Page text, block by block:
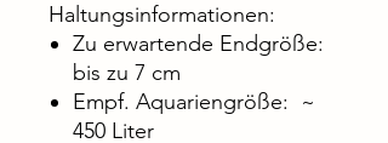
Haltungsinformationen:
Zu erwartende Endgröße:
bis zu 7 cm
Empf. Aquariengröße: ~
450 Liter